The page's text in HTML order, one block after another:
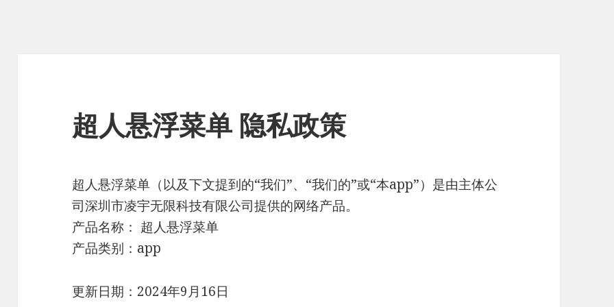
超人悬浮菜单 隐私政策
超人悬浮菜单（以及下文提到的“我们”、“我们的”或“本app”）是由主体公
司深圳市凌宇无限科技有限公司提供的网络产品。
产品名称： 超人悬浮菜单
产品类别：app
更新日期：2024年9月16日